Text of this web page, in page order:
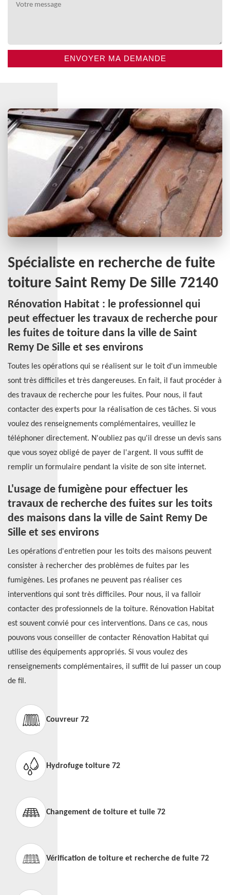
Spécialiste en recherche de fuite
toiture Saint Remy De Sille 72140
Rénovation Habitat : le professionnel qui
peut effectuer les travaux de recherche pour
les fuites de toiture dans la ville de Saint
Remy De Sille et ses environs
Toutes les opérations qui se réalisent sur le toit d'un immeuble
sont très difficiles et très dangereuses. En fait, il faut procéder à
des travaux de recherche pour les fuites. Pour nous, il faut
contacter des experts pour la réalisation de ces tâches. Si vous
voulez des renseignements complémentaires, veuillez le
téléphoner directement. N'oubliez pas qu'il dresse un devis sans
que vous soyez obligé de payer de l'argent. Il vous suffit de
remplir un formulaire pendant la visite de son site internet.
L'usage de fumigène pour effectuer les
travaux de recherche des fuites sur les toits
des maisons dans la ville de Saint Remy De
Sille et ses environs
Les opérations d'entretien pour les toits des maisons peuvent
consister à rechercher des problèmes de fuites par les
fumigènes. Les profanes ne peuvent pas réaliser ces
interventions qui sont très difficiles. Pour nous, il va falloir
contacter des professionnels de la toiture. Rénovation Habitat
est souvent convié pour ces interventions. Dans ce cas, nous
pouvons vous conseiller de contacter Rénovation Habitat qui
utilise des équipements appropriés. Si vous voulez des
renseignements complémentaires, il suffit de lui passer un coup
de fil.
Couvreur 72
Hydrofuge toiture 72
Changement de toiture et tuile 72
Vérification de toiture et recherche de fuite 72